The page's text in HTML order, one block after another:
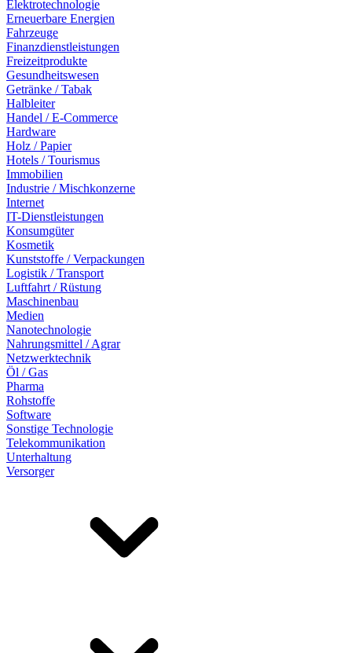
Elektrotechnologie
Erneuerbare Energien
Fahrzeuge
Finanzdienstleistungen
Freizeitprodukte
Gesundheitswesen
Getränke / Tabak
Halbleiter
Handel / E-Commerce
Hardware
Holz / Papier
Hotels / Tourismus
Immobilien
Industrie / Mischkonzerne
Internet
IT-Dienstleistungen
Konsumgüter
Kosmetik
Kunststoffe / Verpackungen
Logistik / Transport
Luftfahrt / Rüstung
Maschinenbau
Medien
Nanotechnologie
Nahrungsmittel / Agrar
Netzwerktechnik
Öl / Gas
Pharma
Rohstoffe
Software
Sonstige Technologie
Telekommunikation
Unterhaltung
Versorger